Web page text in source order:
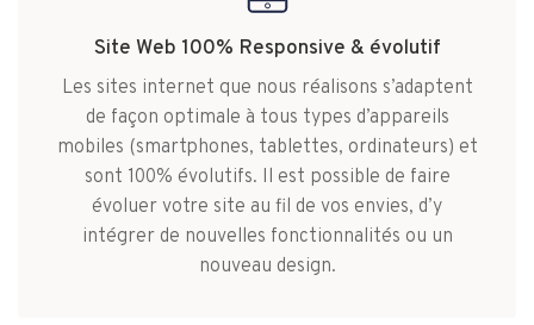
Site Web 100% Responsive & évolutif
Les sites internet que nous réalisons s’adaptent
de façon optimale à tous types d’appareils
mobiles (smartphones, tablettes, ordinateurs) et
sont 100% évolutifs. Il est possible de faire
évoluer votre site au fil de vos envies, d’y
intégrer de nouvelles fonctionnalités ou un
nouveau design.